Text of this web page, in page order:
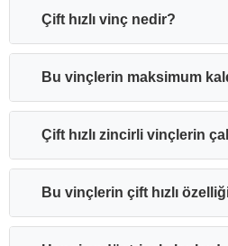
Çift hızlı vinç nedir?
Bu vinçlerin maksimum
Çift hızlı zincirli vinçlerin
Bu vinçlerin çift hızlı